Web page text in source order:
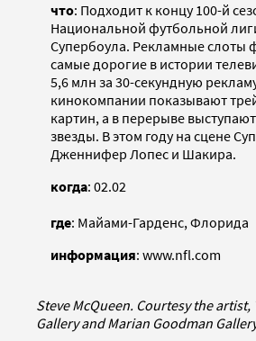
что: Подходит к концу 100-й
Национальной футбольной
Супербоула. Рекламные слоты
самые дорогие в истории
5,6 млн за 30-секундную
кинокомпании показывают
картин, а в перерыве
звезды. В этом году на сцене
Дженнифер Лопес и Шакира.
когда: 02.02
где: Майами-Гарденс, Флорида
информация: www.nfl.com
Steve McQueen. Courtesy the artist,
Gallery and Marian Goodman